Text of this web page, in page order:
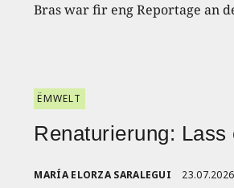
Bras war fir eng Reportage an
ËMWELT
Renaturierung:
MARÍA ELORZA SARALEGUI 23.07.2026